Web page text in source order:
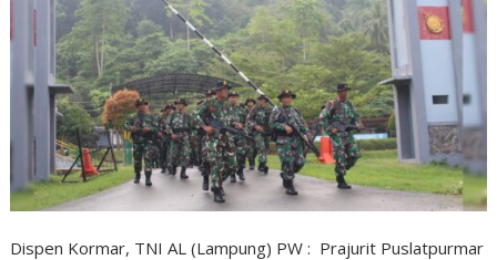
Dispen Kormar, TNI AL (Lampung) PW : Prajurit Puslatpurmar